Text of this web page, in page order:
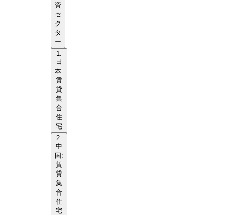
資
セ
ク
タ
ー
1.
日
本:
賃
貸
集
合
住
宅
2.
中
国:
賃
貸
集
合
住
宅